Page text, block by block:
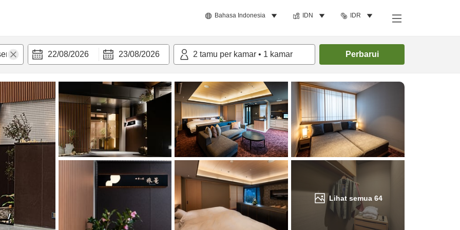
Bahasa Indonesia IDN IDR
22/08/2026 23/08/2026 2 tamu per kamar • 1 kamar Perbarui
Lihat semua 64
Cari kamar